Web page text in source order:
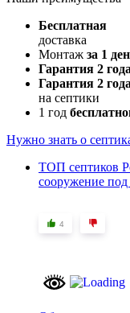
Бесплатная
доставка
Монтаж за 1
Гарантия 2 года
Гарантия 2 года
на септики
1 год
Нужно знать о
ТОП септиков
сооружение
4